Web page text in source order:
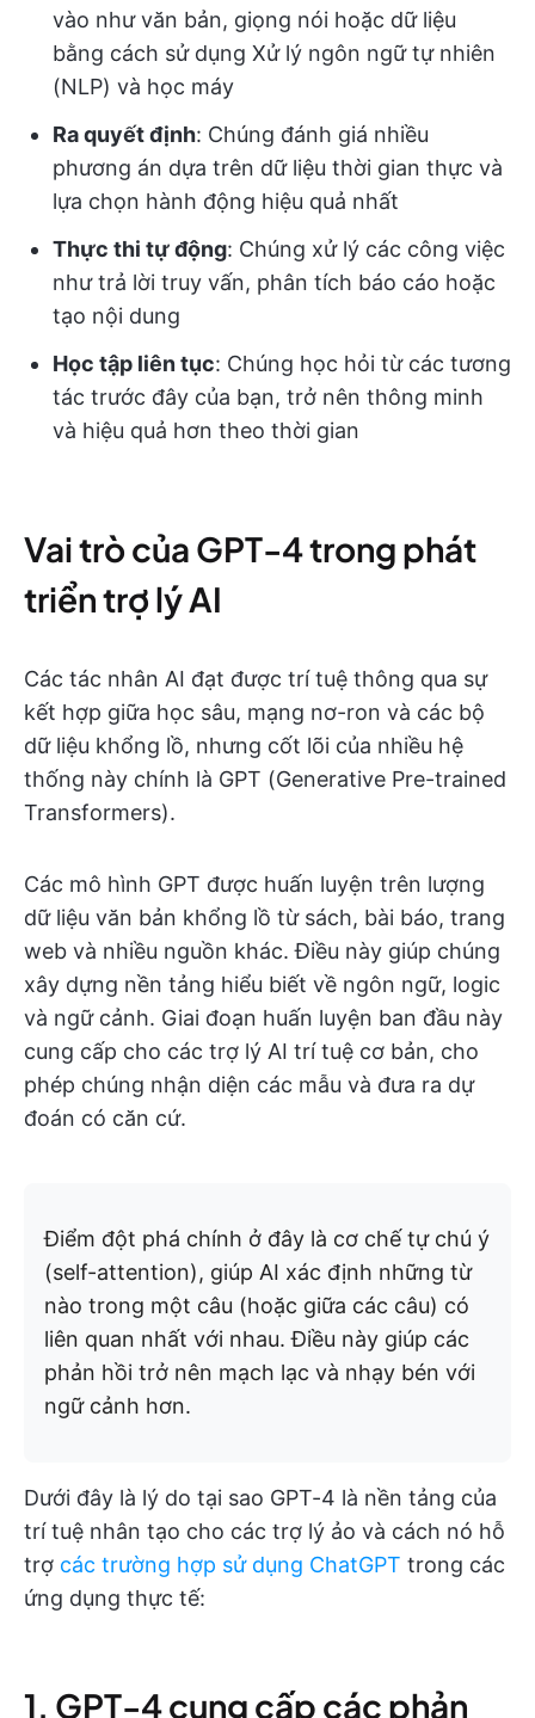
vào như văn bản, giọng nói hoặc dữ liệu
bằng cách sử dụng Xử lý ngôn ngữ tự nhiên
(NLP) và học máy
Ra quyết định: Chúng đánh giá nhiều
phương án dựa trên dữ liệu thời gian thực và
lựa chọn hành động hiệu quả nhất
Thực thi tự động: Chúng xử lý các công việc
như trả lời truy vấn, phân tích báo cáo hoặc
tạo nội dung
Học tập liên tục: Chúng học hỏi từ các tương
tác trước đây của bạn, trở nên thông minh
và hiệu quả hơn theo thời gian
Vai trò của GPT-4 trong phát
triển trợ lý AI
Các tác nhân AI đạt được trí tuệ thông qua sự
kết hợp giữa học sâu, mạng nơ-ron và các bộ
dữ liệu khổng lồ, nhưng cốt lõi của nhiều hệ
thống này chính là GPT (Generative Pre-trained
Transformers).
Các mô hình GPT được huấn luyện trên lượng
dữ liệu văn bản khổng lồ từ sách, bài báo, trang
web và nhiều nguồn khác. Điều này giúp chúng
xây dựng nền tảng hiểu biết về ngôn ngữ, logic
và ngữ cảnh. Giai đoạn huấn luyện ban đầu này
cung cấp cho các trợ lý AI trí tuệ cơ bản, cho
phép chúng nhận diện các mẫu và đưa ra dự
đoán có căn cứ.
Điểm đột phá chính ở đây là cơ chế tự chú ý
(self-attention), giúp AI xác định những từ
nào trong một câu (hoặc giữa các câu) có
liên quan nhất với nhau. Điều này giúp các
phản hồi trở nên mạch lạc và nhạy bén với
ngữ cảnh hơn.
Dưới đây là lý do tại sao GPT-4 là nền tảng của
trí tuệ nhân tạo cho các trợ lý ảo và cách nó hỗ
trợ các trường hợp sử dụng ChatGPT trong các
ứng dụng thực tế:
1. GPT-4 cung cấp các phản